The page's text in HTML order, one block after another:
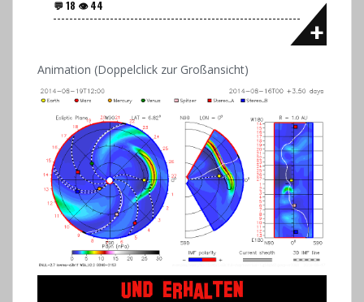
Animation (Doppelclick zur Großansicht)